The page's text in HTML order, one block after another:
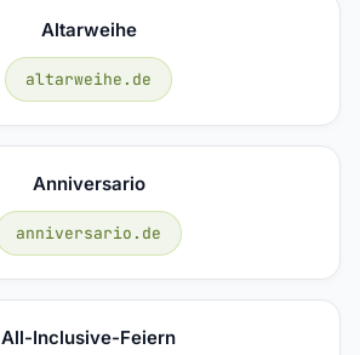
Altarweihe
altarweihe.de
Anniversario
anniversario.de
All-Inclusive-Feiern